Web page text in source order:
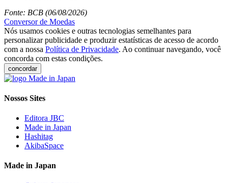
Fonte: BCB (06/08/2026)
Conversor de Moedas
Nós usamos cookies e outras tecnologias semelhantes para
personalizar publicidade e produzir estatísticas de acesso de acordo
com a nossa Política de Privacidade. Ao continuar navegando, você
concorda com estas condições.
concordar
Nossos Sites
Editora JBC
Made in Japan
Hashitag
AkibaSpace
Made in Japan